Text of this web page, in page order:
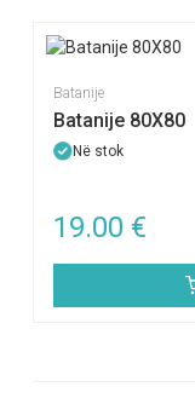
Batanije
Batanije 80X80
Në stok
19.00 €